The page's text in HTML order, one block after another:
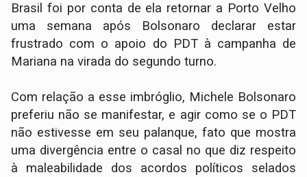
Brasil foi por conta de ela retornar a Porto Velho
uma semana após Bolsonaro declarar estar
frustrado com o apoio do PDT à campanha de
Mariana na virada do segundo turno.
Com relação a esse imbróglio, Michele Bolsonaro
preferiu não se manifestar, e agir como se o PDT
não estivesse em seu palanque, fato que mostra
uma divergência entre o casal no que diz respeito
à maleabilidade dos acordos políticos selados